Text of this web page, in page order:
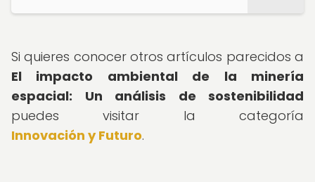
Si quieres conocer otros artículos parecidos a
El impacto ambiental de la minería
espacial: Un análisis de sostenibilidad
puedes visitar la categoría
Innovación y Futuro.